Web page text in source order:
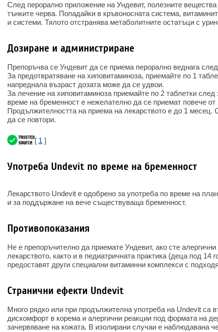
След перорално приложение на Ундевит, полезните
тънките черва. Попадайки в кръвоносната система,
и системи. Тялото отстранява метаболитните остатъци с
Дозиране и администриране
Препоръчва се Ундевит да се приема перорално веднага
За предотвратяване на хиповитаминоза, приемайте по 1
напреднала възраст дозата може да се удвои.
За лечение на хиповитаминоза приемайте по 2 таблетки
време на бременност е нежелателно да се приемат повече от
Продължителността на приема на лекарството е до 1 месец.
да се повтори.
[ 1 ]
Употреба Undevit по време на бременност
Лекарството Undevit е одобрено за употреба по време на
и за поддържане на вече съществуваща бременност.
Противопоказания
Не е препоръчително да приемате Ундевит, ако сте
лекарството, както и в педиатричната практика (деца под 14
предоставят други специални витаминни комплекси с
Странични ефекти Undevit
Много рядко или при продължителна употреба на Undevit са
дискомфорт в корема и алергични реакции под формата на
зачервяване на кожата. В изолирани случаи е наблюдавана